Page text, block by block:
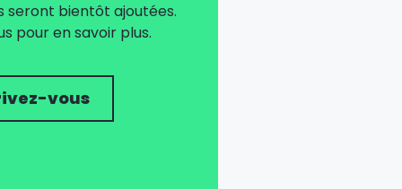
seront bientôt ajoutées.
pour en savoir plus.
vous